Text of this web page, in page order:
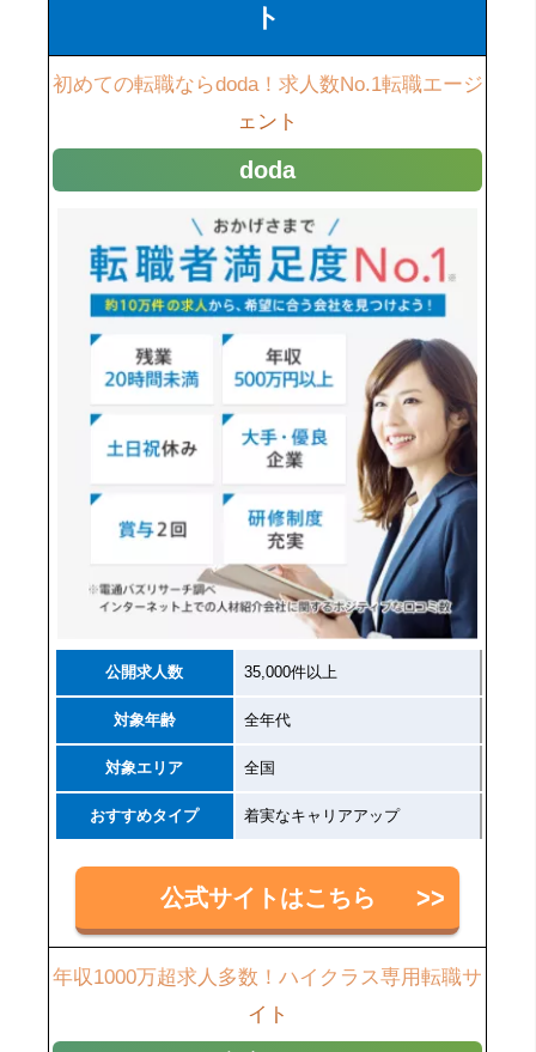
ト
初めての転職ならdoda！求人数No.1転職エージ
ェント
doda
公開求人数 35,000件以上
対象年齢 全年代
対象エリア 全国
おすすめタイプ 着実なキャリアアップ
公式サイトはこちら
年収1000万超求人多数！ハイクラス専用転職サ
イト